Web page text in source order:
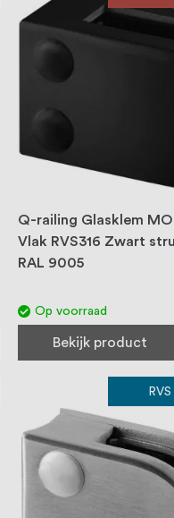
Q-railing Glasklem
Vlak RVS316 Zwart
RAL 9005
Op voorraad
Bekijk product